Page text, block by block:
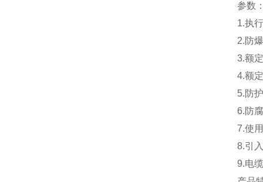
参数
1.执
2.防
3.额
4.额
5.防
6.防
7.使
8.引
9.电